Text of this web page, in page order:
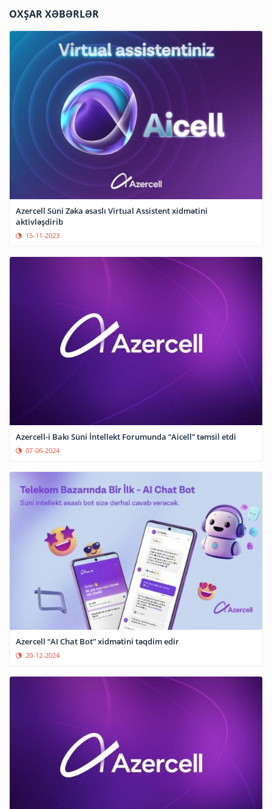
OXŞAR XƏBƏRLƏR
Azercell Süni Zəka əsaslı Virtual Assistent xidmətini
aktivləşdirib
15-11-2023
Azercell-i Bakı Süni İntellekt Forumunda “Aicell” təmsil etdi
07-06-2024
Azercell “AI Chat Bot” xidmətini təqdim edir
20-12-2024